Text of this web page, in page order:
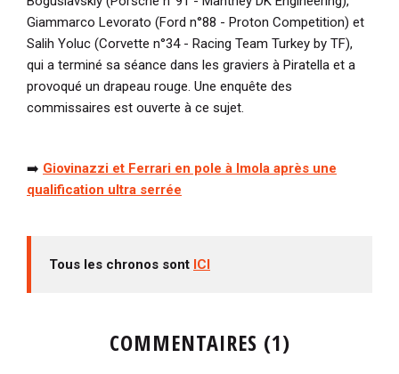
Giammarco Levorato (Ford n°88 - Proton Competition) et
Salih Yoluc (Corvette n°34 - Racing Team Turkey by TF),
qui a terminé sa séance dans les graviers à Piratella et a
provoqué un drapeau rouge. Une enquête des
commissaires est ouverte à ce sujet.
➡️ Giovinazzi et Ferrari en pole à Imola après une
qualification ultra serrée
Tous les chronos sont ICI
COMMENTAIRES (1)